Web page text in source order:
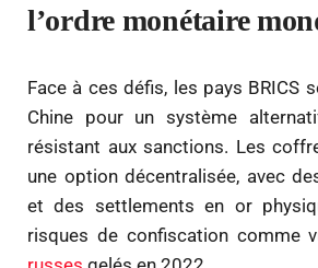
l’ordre monétaire
Face à ces défis, les pays BRICS
Chine pour un système
résistant aux sanctions. Les
une option décentralisée, avec
et des settlements en or
risques de confiscation comme